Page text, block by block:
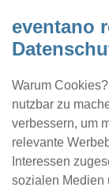
eventano
Warum
nutzbar zu
verbessern, um
relevante
Interessen
sozialen Medien